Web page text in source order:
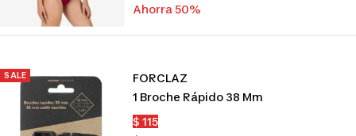
venta
normal
Ahorra 50%
SALE
FORCLAZ
1 Broche Rápido 38 Mm
Precio
$ 115